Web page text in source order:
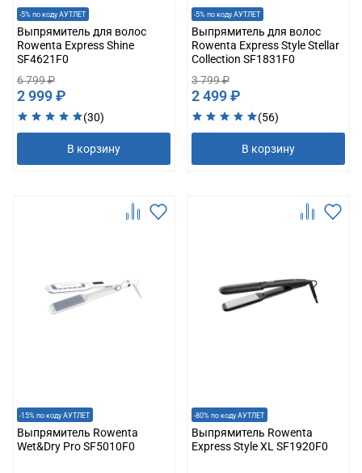
-5% по коду АУТЛЕТ
Выпрямитель для волос
Rowenta Express Shine
SF4621F0
6 799 ₽
2 999 ₽
(30)
В корзину
-5% по коду АУТЛЕТ
Выпрямитель для волос
Rowenta Express Style Stellar
Collection SF1831F0
3 799 ₽
2 499 ₽
(56)
В корзину
-15% по коду АУТЛЕТ
Выпрямитель Rowenta
Wet&Dry Pro SF5010F0
-80% по коду АУТЛЕТ
Выпрямитель Rowenta
Express Style XL SF1920F0